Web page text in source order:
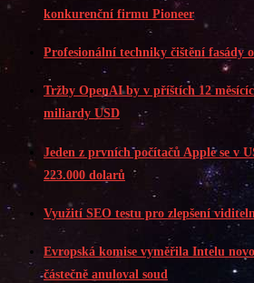
konkurenční firmu Pioneer
Profesionální techniky čištění fasády
Tržby OpenAI by v příštích 12
miliardy USD
Jeden z prvních počítačů Apple se v
223.000 dolarů
Využití SEO testu pro zlepšení
Evropská komise vyměřila Intelu
částečně anuloval soud